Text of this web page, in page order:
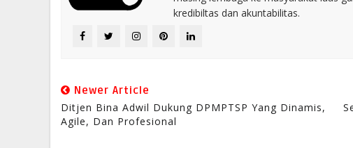
kredibiltas dan akuntabilitas.
Newer Article
Ditjen Bina Adwil Dukung DPMPTSP Yang Dinamis,
Agile, Dan Profesional